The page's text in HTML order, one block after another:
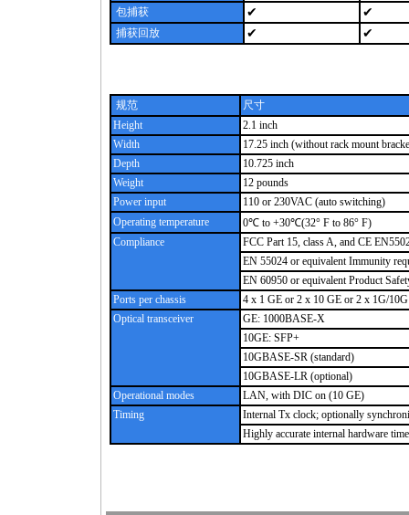
包捕获 ✔ ✔
捕获回放 ✔ ✔
规范
尺寸
Height
2.1 inch
Width
17.25 inch (without rack mount
Depth
10.725 inch
Weight
12 pounds
Power input
110 or 230VAC (auto switching)
Operating temperature
0℃ to +30℃(32° F to 86° F)
Compliance
FCC Part 15, class A, and CE
EN 55024 or equivalent Immunity
EN 60950 or equivalent Product
Ports per chassis
4 x 1 GE or 2 x 10 GE or 2 x 1G/
Optical transceiver
GE: 1000BASE-X
10GE: SFP+
10GBASE-SR (standard)
10GBASE-LR (optional)
Operational modes
LAN, with DIC on (10 GE)
Timing
Internal Tx clock; optionally
Highly accurate internal hardware